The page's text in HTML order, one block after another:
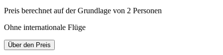
Preis berechnet auf der Grundlage von 2 Personen
Ohne internationale Flüge
Über den Preis